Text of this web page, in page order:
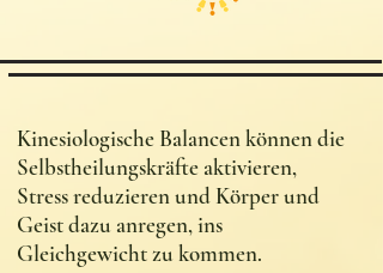
Kinesiologische Balancen können die
Selbstheilungskräfte aktivieren,
Stress reduzieren und Körper und
Geist dazu anregen, ins
Gleichgewicht zu kommen.